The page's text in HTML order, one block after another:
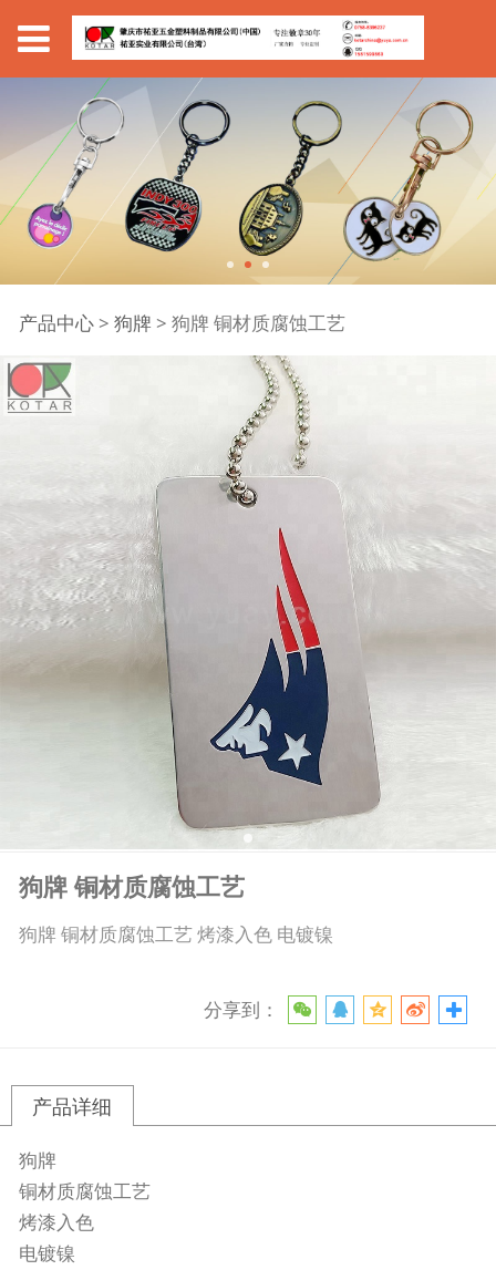
狗牌 铜材质腐蚀工艺
产品中心> 狗牌 > 狗牌 铜材质腐蚀工艺
狗牌 铜材质腐蚀工艺
狗牌 铜材质腐蚀工艺 烤漆入色 电镀镍
分享到：
产品详细
狗牌
铜材质腐蚀工艺
烤漆入色
电镀镍